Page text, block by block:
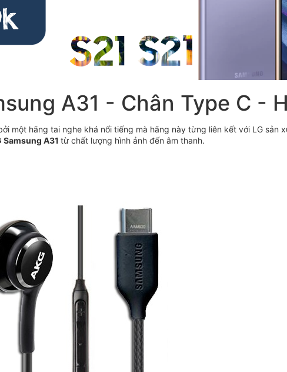
A31 - Chân Type C -
một hãng tai nghe khá nổi tiếng mà hãng này từng liên kết với LG sản
Samsung A31 từ chất lượng hình ảnh đến âm thanh.